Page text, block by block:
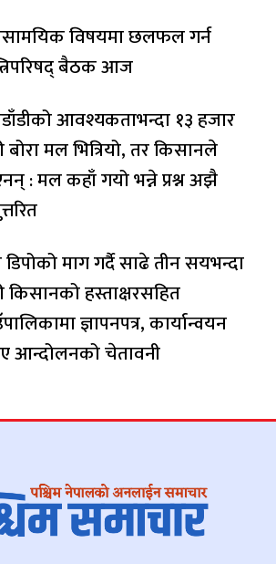
विषयमा छलफल गर्न
बैठक आज
आवश्यकताभन्दा १३ हजार
बोरा मल भित्रियो, तर किसानले
: मल कहाँ गयो भन्ने प्रश्न अझै
माग गर्दै साढे तीन सयभन्दा
किसानको हस्ताक्षरसहित
ज्ञापनपत्र, कार्यान्वयन
आन्दोलनको चेतावनी